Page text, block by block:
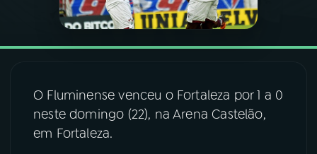
PODCASTS
06VIDEOCASTS
07 ÚLTIMAS
O Fluminense venceu o Fortaleza por 1 a 0
neste domingo (22), na Arena Castelão,
em Fortaleza.